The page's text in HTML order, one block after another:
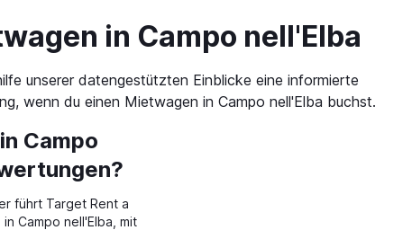
in Campo nell'Elba
unserer datengestützten Einblicke eine informierte
wenn du einen Mietwagen in Campo nell'Elba buchst.
Campo
führt Target Rent a
Campo nell'Elba, mit